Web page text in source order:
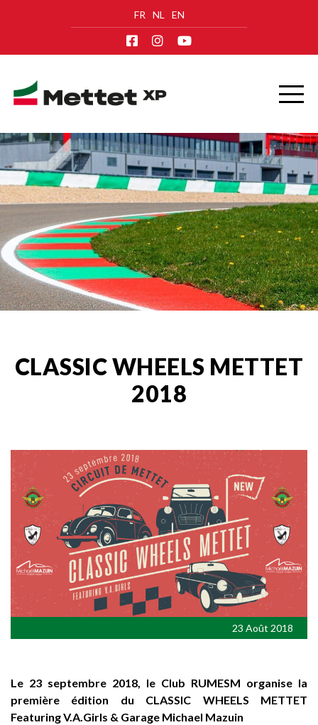
FR NL EN
CLASSIC WHEELS METTET
2018
23 Août 2018
Le 23 septembre 2018, le Club RUMESM organise la
première édition du CLASSIC WHEELS METTET
Featuring V.A.Girls & Garage Michael Mazuin